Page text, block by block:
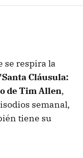
se respira la
'Santa Cláusula:
de Tim Allen,
semanal,
tiene su